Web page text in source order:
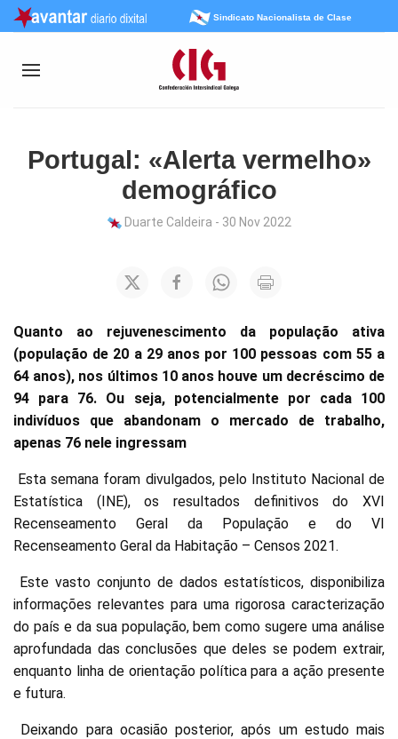
Sindicato Nacionalista de Clase
Portugal: «Alerta vermelho»
demográfico
Duarte Caldeira - 30 Nov 2022
Quanto ao rejuvenescimento da população ativa
(população de 20 a 29 anos por 100 pessoas com 55 a
64 anos), nos últimos 10 anos houve um decréscimo de
94 para 76. Ou seja, potencialmente por cada 100
indivíduos que abandonam o mercado de trabalho,
apenas 76 nele ingressam
Esta semana foram divulgados, pelo Instituto Nacional de
Estatística (INE), os resultados definitivos do XVI
Recenseamento Geral da População e do VI
Recenseamento Geral da Habitação – Censos 2021.
Este vasto conjunto de dados estatísticos, disponibiliza
informações relevantes para uma rigorosa caracterização
do país e da sua população, bem como sugere uma análise
aprofundada das conclusões que deles se podem extrair,
enquanto linha de orientação política para a ação presente
e futura.
Deixando para ocasião posterior, após um estudo mais